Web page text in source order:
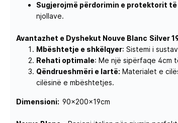
Sugjerojmë përdorimin e protektorit
njollave.
Avantazhet e Dyshekut Nouve Blanc Silver
Mbështetje e shkëlqyer: Sistemi i
Rehati optimale: Me një sipërfaqe 4cm
Qëndrueshmëri e lartë: Materialet e
cilësinë e mbështetjes.
Dimensioni: 90x200x19cm